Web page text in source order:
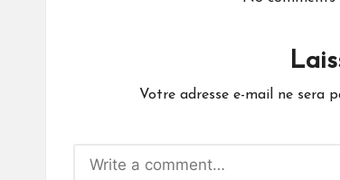
Votre adresse e-mail ne sera